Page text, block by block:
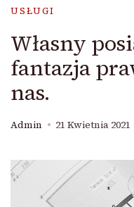
USŁUGI
Własny
fantazja
nas.
Admin 21 Kwietnia 2021